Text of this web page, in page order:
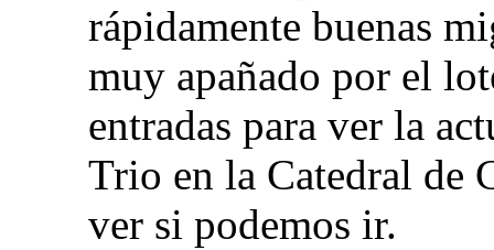
rápidamente buenas
muy apañado por el
entradas para ver la
Trio en la Catedral de
ver si podemos ir.